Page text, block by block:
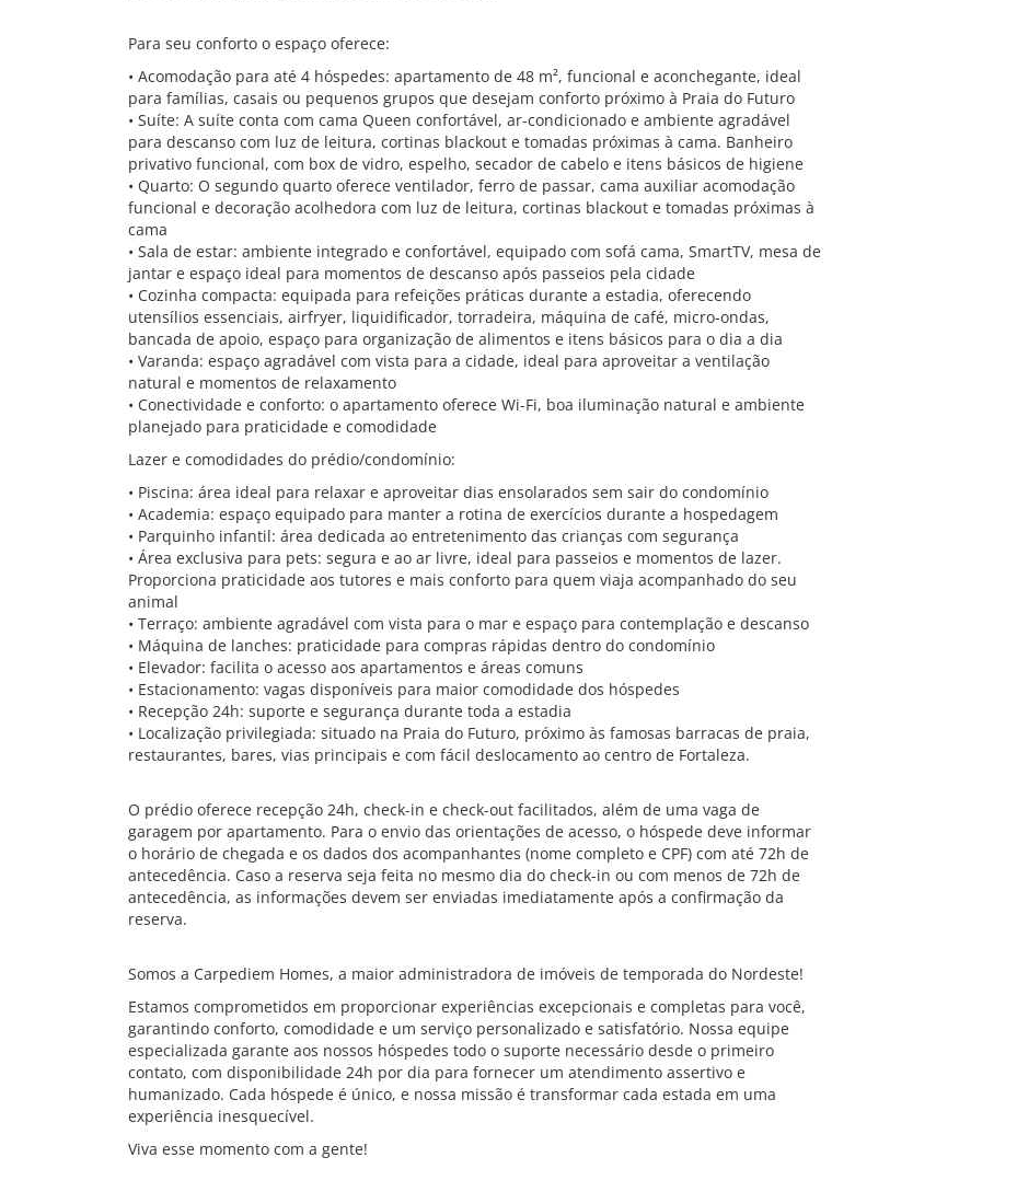
Para seu conforto o espaço oferece:
• Acomodação para até 4 hóspedes: apartamento de 48 m², funcional e aconchegante, ideal
para famílias, casais ou pequenos grupos que desejam conforto próximo à Praia do Futuro
• Suíte: A suíte conta com cama Queen confortável, ar-condicionado e ambiente agradável
para descanso com luz de leitura, cortinas blackout e tomadas próximas à cama. Banheiro
privativo funcional, com box de vidro, espelho, secador de cabelo e itens básicos de higiene
• Quarto: O segundo quarto oferece ventilador, ferro de passar, cama auxiliar acomodação
funcional e decoração acolhedora com luz de leitura, cortinas blackout e tomadas próximas à
cama
• Sala de estar: ambiente integrado e confortável, equipado com sofá cama, SmartTV, mesa de
jantar e espaço ideal para momentos de descanso após passeios pela cidade
• Cozinha compacta: equipada para refeições práticas durante a estadia, oferecendo
utensílios essenciais, airfryer, liquidificador, torradeira, máquina de café, micro-ondas,
bancada de apoio, espaço para organização de alimentos e itens básicos para o dia a dia
• Varanda: espaço agradável com vista para a cidade, ideal para aproveitar a ventilação
natural e momentos de relaxamento
• Conectividade e conforto: o apartamento oferece Wi-Fi, boa iluminação natural e ambiente
planejado para praticidade e comodidade
Lazer e comodidades do prédio/condomínio:
• Piscina: área ideal para relaxar e aproveitar dias ensolarados sem sair do condomínio
• Academia: espaço equipado para manter a rotina de exercícios durante a hospedagem
• Parquinho infantil: área dedicada ao entretenimento das crianças com segurança
• Área exclusiva para pets: segura e ao ar livre, ideal para passeios e momentos de lazer.
Proporciona praticidade aos tutores e mais conforto para quem viaja acompanhado do seu
animal
• Terraço: ambiente agradável com vista para o mar e espaço para contemplação e descanso
• Máquina de lanches: praticidade para compras rápidas dentro do condomínio
• Elevador: facilita o acesso aos apartamentos e áreas comuns
• Estacionamento: vagas disponíveis para maior comodidade dos hóspedes
• Recepção 24h: suporte e segurança durante toda a estadia
• Localização privilegiada: situado na Praia do Futuro, próximo às famosas barracas de praia,
restaurantes, bares, vias principais e com fácil deslocamento ao centro de Fortaleza.
O prédio oferece recepção 24h, check-in e check-out facilitados, além de uma vaga de
garagem por apartamento. Para o envio das orientações de acesso, o hóspede deve informar
o horário de chegada e os dados dos acompanhantes (nome completo e CPF) com até 72h de
antecedência. Caso a reserva seja feita no mesmo dia do check-in ou com menos de 72h de
antecedência, as informações devem ser enviadas imediatamente após a confirmação da
reserva.
Somos a Carpediem Homes, a maior administradora de imóveis de temporada do Nordeste!
Estamos comprometidos em proporcionar experiências excepcionais e completas para você,
garantindo conforto, comodidade e um serviço personalizado e satisfatório. Nossa equipe
especializada garante aos nossos hóspedes todo o suporte necessário desde o primeiro
contato, com disponibilidade 24h por dia para fornecer um atendimento assertivo e
humanizado. Cada hóspede é único, e nossa missão é transformar cada estada em uma
experiência inesquecível.
Viva esse momento com a gente!